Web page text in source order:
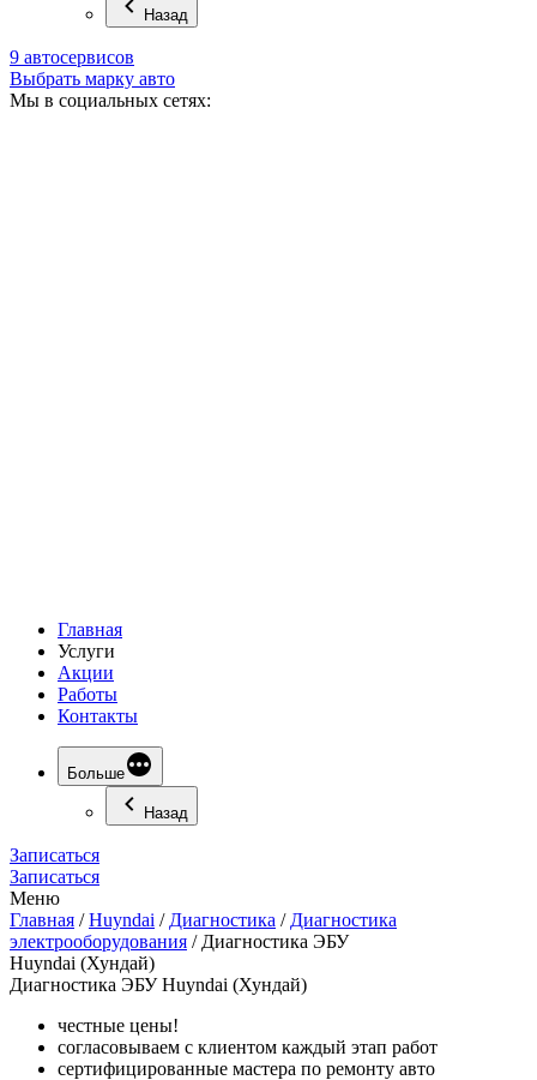
Назад
9 автосервисов
Выбрать марку авто
Мы в социальных сетях:
Главная
Услуги
Акции
Работы
Контакты
Больше
Назад
Записаться
Записаться
Меню
Главная /Huyndai / Диагностика / Диагностика
электрооборудования / Диагностика ЭБУ
Huyndai (Хундай)
Диагностика ЭБУ Huyndai (Хундай)
честные цены!
согласовываем с клиентом каждый этап работ
сертифицированные мастера по ремонту авто